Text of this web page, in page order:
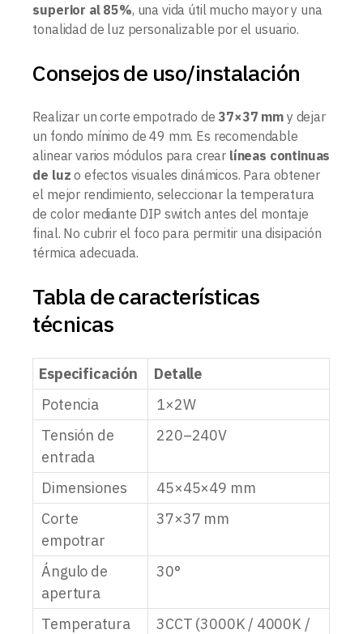
superior al 85%, una vida útil mucho mayor y una
tonalidad de luz personalizable por el usuario.
Consejos de uso/instalación
Realizar un corte empotrado de 37×37 mm y dejar
un fondo mínimo de 49 mm. Es recomendable
alinear varios módulos para crear líneas continuas
de luz o efectos visuales dinámicos. Para obtener
el mejor rendimiento, seleccionar la temperatura
de color mediante DIP switch antes del montaje
final. No cubrir el foco para permitir una disipación
térmica adecuada.
Tabla de características
técnicas
Especificación
Detalle
Potencia
1×2W
Tensión de
entrada
220–240V
Dimensiones
45×45×49 mm
Corte
empotrar
37×37 mm
Ángulo de
apertura
30°
Temperatura
3CCT (3000K / 4000K /